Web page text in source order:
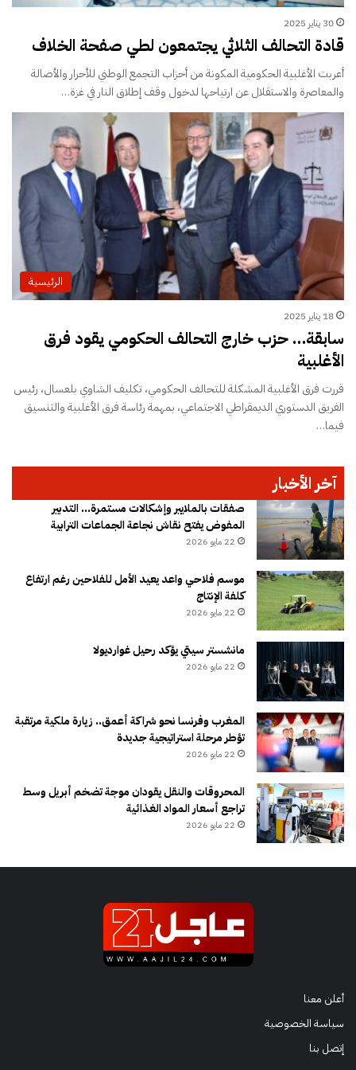
30 يناير 2025
قادة التحالف الثلاثي يجتمعون لطي صفحة الخلاف
أعربت الأغلبية الحكومية المكونة من أحزاب التجمع الوطني للأحرار والأصالة
والمعاصرة والاستقلال عن ارتياحها لدخول وقف إطلاق النار في غزة…
الرئيسية
18 يناير 2025
سابقة… حزب خارج التحالف الحكومي يقود فرق
الأغلبية
قررت فرق الأغلبية المشكلة للتحالف الحكومي، تكليف الشاوي بلعسال، رئيس
الفريق الدستوري الديمقراطي الاجتماعي، بمهمة رئاسة فرق الأغلبية والتنسيق
فيما…
آخر الأخبار
صفقات بالملايير وإشكالات مستمرة… التدبير
المفوض يفتح نقاش نجاعة الجماعات الترابية
22 مايو 2026
موسم فلاحي واعد يعيد الأمل للفلاحين رغم ارتفاع
كلفة الإنتاج
22 مايو 2026
مانشستر سيتي يؤكد رحيل غوارديولا
22 مايو 2026
المغرب وفرنسا نحو شراكة أعمق.. زيارة ملكية مرتقبة
تؤطر مرحلة استراتيجية جديدة
22 مايو 2026
المحروقات والنقل يقودان موجة تضخم أبريل وسط
تراجع أسعار المواد الغذائية
22 مايو 2026
أعلن معنا
سياسة الخصوصية
إتصل بنا